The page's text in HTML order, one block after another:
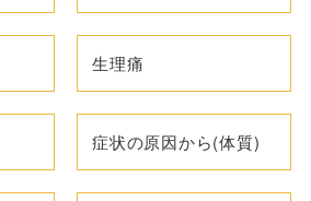
生理痛
症状の原因から(体質)